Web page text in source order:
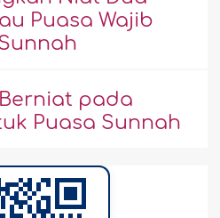
Puasa Wajib
pada
Puasa Sunnah